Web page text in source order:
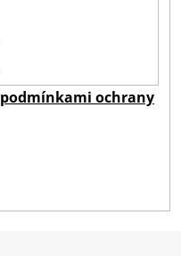
podmínkami ochrany